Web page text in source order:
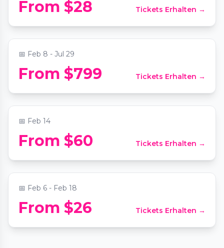
From $28 Tickets Erhalten →
Massage in Chocolate Spa and Floating
Tray of Champagne & Fruits
📍Lotus Home Wellness Center and Spa
📅 Feb 8 - Jul 29
From $799 Tickets Erhalten →
Devotion: A Valentine’s Poetry Salon
📍1233 Vine St
📅 Feb 14
From $60 Tickets Erhalten →
Douglas “The Crooner” Roegiers: Frank
Sinatra & Rat Pack Tribute Dinner Show
📍Hawg Heaven BBQ & Gastro Pub
📅 Feb 6 - Feb 18
From $26 Tickets Erhalten →